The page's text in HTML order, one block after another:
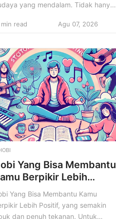
yang mendalam. Tidak hanya
suku bangsa, Papua juga
selera. Makanan khas
dengan cita rasa yang kaya
bahan-bahan lokal yang alami,
menjadi salah satu daya tarik
bagi […]
min read Agu 07, 2026
Yang Bisa Membantu
Berpikir Lebih
Yang Bisa Membantu Kamu
Lebih Positif, yang semakin
dan penuh tekanan. Untuk